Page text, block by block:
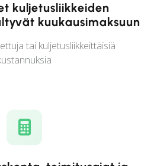
kuljetusliikkeiden
kuukausimaksuun
tai kuljetusliikkeittäisiä